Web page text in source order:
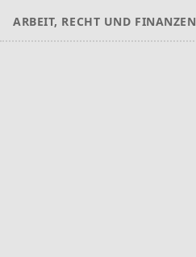
ARBEIT, RECHT UND FINANZEN